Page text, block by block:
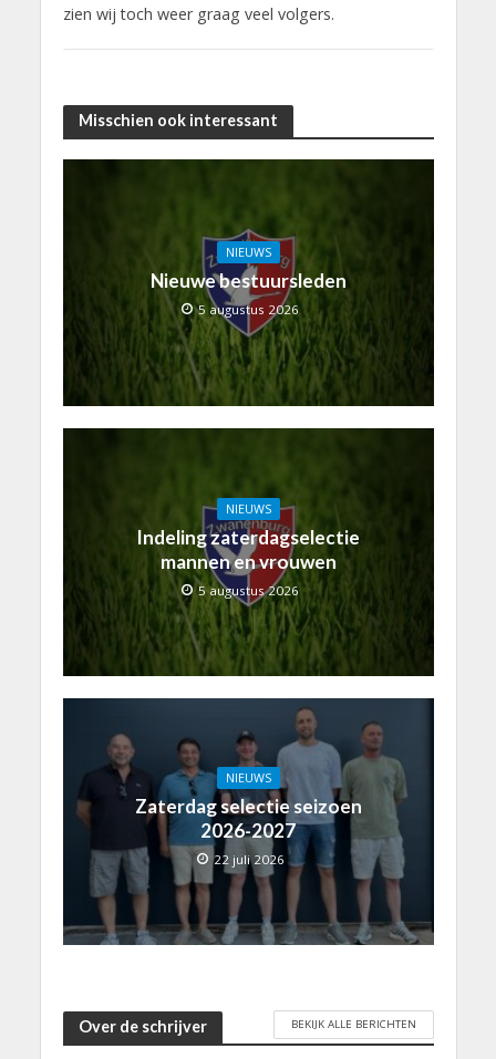
zien wij toch weer graag veel volgers.
Misschien ook interessant
NIEUWS
Nieuwe bestuursleden
5 augustus 2026
NIEUWS
Indeling zaterdagselectie
mannen en vrouwen
5 augustus 2026
NIEUWS
Zaterdag selectie seizoen
2026-2027
22 juli 2026
Over de schrijver BEKIJK ALLE BERICHTEN